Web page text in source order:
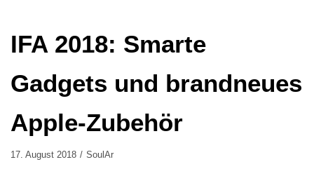
IFA 2018: Smarte
Gadgets und brandneues
Apple-Zubehör
17. August 2018 SoulAr